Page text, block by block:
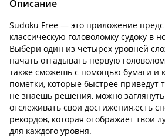
Описание
Sudoku Free — это приложение
классическую головоломку судоку в
Выбери один из четырех уровней
начать отгадывать первую
также сможешь с помощью бумаги и
пометки, которые быстрее приведут
не знаешь решения, можно
отслеживать свои достижения,есть
рекордов, которая отображает твои
для каждого уровня.